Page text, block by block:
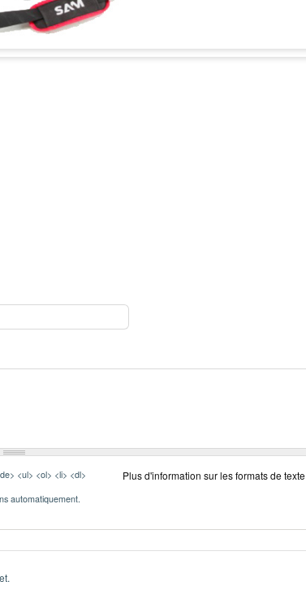
Plus d'information sur les formats de texte
<ul> <ol> <li> <dl>
automatiquement.